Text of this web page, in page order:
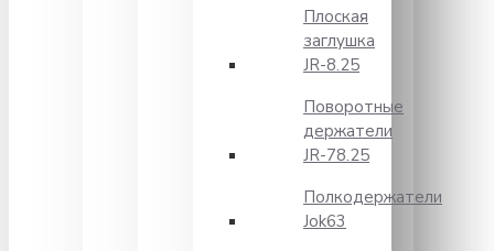
Плоская
заглушка
JR-8.25
Поворотные
держатели
JR-78.25
Полкодержатели
Jok63